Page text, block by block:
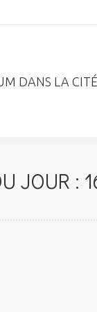
DANS LA CITÉ
JOUR :